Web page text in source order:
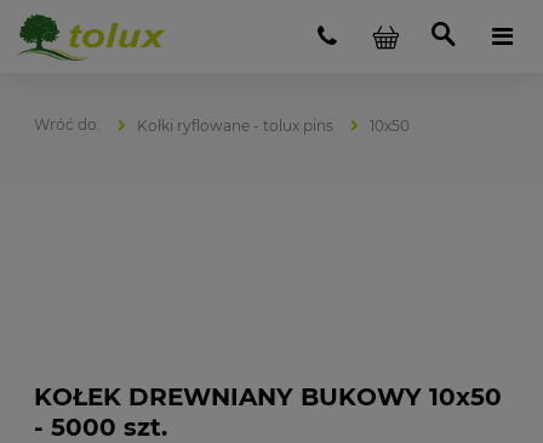
Kołki ryflowane - tolux pins 10x50
KOŁEK DREWNIANY BUKOWY 10x50
- 5000 szt.